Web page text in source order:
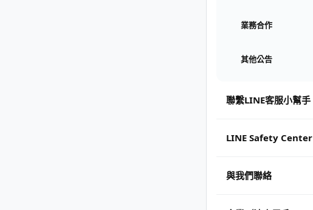
業務合作
其他公告
聯繫LINE客服小幫手
LINE Safety Center
與我們聯絡